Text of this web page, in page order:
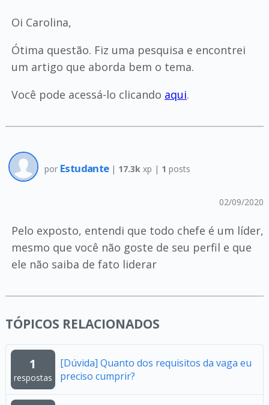
Oi Carolina,
Ótima questão. Fiz uma pesquisa e encontrei
um artigo que aborda bem o tema.
Você pode acessá-lo clicando aqui.
por Estudante | 17.3k xp | 1 posts
02/09/2020
Pelo exposto, entendi que todo chefe é um líder,
mesmo que você não goste de seu perfil e que
ele não saiba de fato liderar
TÓPICOS RELACIONADOS
1
respostas
[Dúvida] Quanto dos requisitos da vaga eu
preciso cumprir?